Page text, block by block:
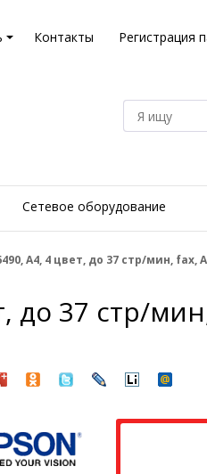
Контакты Регистрация
Сетевое оборудование
A4, 4 цвет, до 37 стр/мин, fax,
до 37 стр/